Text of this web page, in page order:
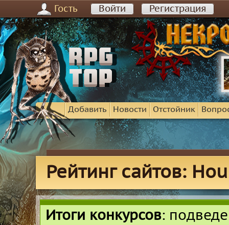
Гость Войти Регистрация
Добавить Новости Отстойник
Рейтинг сайтов:
Итоги конкурсов: